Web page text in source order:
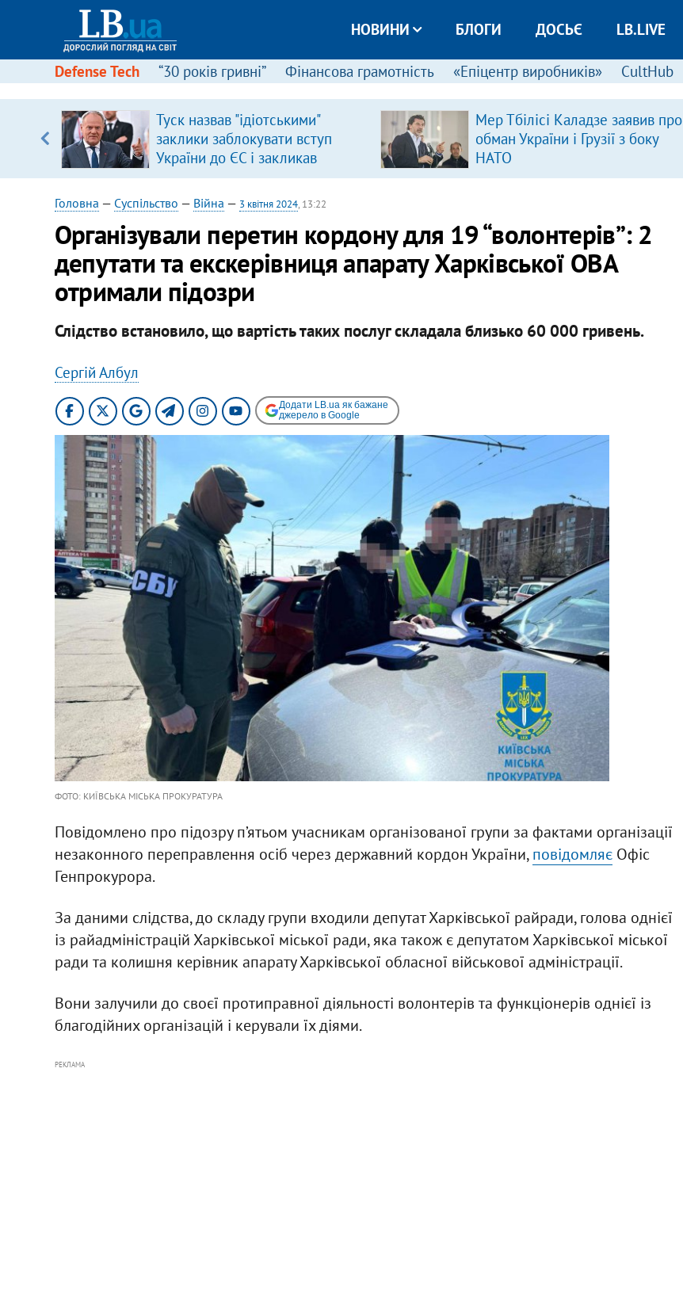
НОВИНИ БЛОГИ ДОСЬЄ LB.LIVE
Defense Tech “30 років гривні” Фінансова грамотність «Епіцентр виробників» CultHub
Туск назвав "ідіотськими"
заклики заблокувати вступ
України до ЄС і закликав
припинити антиукраїнську
риторику
Мер Тбілісі Каладзе заявив про
обман України і Грузії з боку
НАТО
Головна — Суспільство — Війна — 3 квітня 2024, 13:22
Організували перетин кордону для 19 “волонтерів”: 2
депутати та екскерівниця апарату Харківської ОВА
отримали підозри
Слідство встановило, що вартість таких послуг складала близько 60 000 гривень.
Сергій Албул
Додати LB.ua як бажане
джерело в Google
ФОТО: КИЇВСЬКА МІСЬКА ПРОКУРАТУРА
Повідомлено про підозру п’ятьом учасникам організованої групи за фактами організації
незаконного переправлення осіб через державний кордон України,повідомляєОфіс
Генпрокурора.
За даними слідства, до складу групи входили депутат Харківської райради, голова однієї
із райадміністрацій Харківської міської ради, яка також є депутатом Харківської міської
ради та колишня керівник апарату Харківської обласної військової адміністрації.
Вони залучили до своєї протиправної діяльності волонтерів та функціонерів однієї із
благодійних організацій і керували їх діями.
РЕКЛАМА